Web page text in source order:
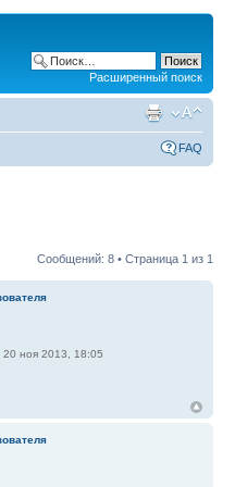
Расширенный поиск
FAQ
Сообщений: 8 • Страница 1 из 1
20 ноя 2013, 18:05